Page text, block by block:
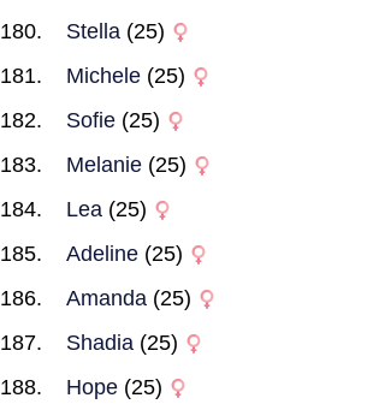
Stella (25)
Michele (25)
Sofie (25)
Melanie (25)
Lea (25)
Adeline (25)
Amanda (25)
Shadia (25)
Hope (25)